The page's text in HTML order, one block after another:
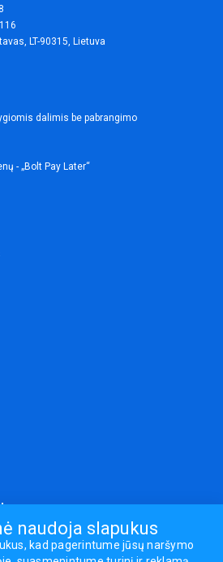
LT-90315, Lietuva
dalimis be pabrangimo
- „Bolt Pay Later“
naudoja slapukus
kad pagerintume jūsų naršymo